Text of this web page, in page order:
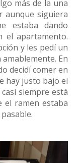
más de la una
aunque siguiera
estaba dando
el apartamento.
y les pedí un
En
decidí comer en
hay justo bajo el
siempre está
el ramen estaba